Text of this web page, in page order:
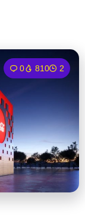
0 810 2